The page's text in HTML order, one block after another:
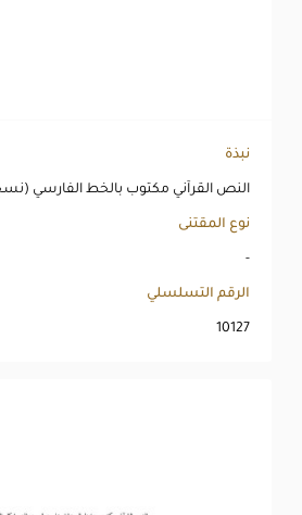
نبذة
النص القرآني مكتوب بالخط الفارسي
نوع المقتنى
-
الرقم التسلسلي
10127